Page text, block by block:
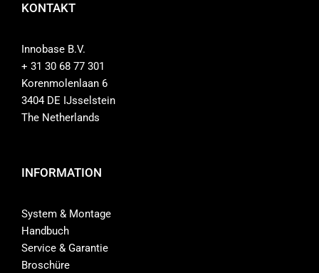
KONTAKT
Innobase B.V.
+ 31 30 68 77 301
Korenmolenlaan 6
3404 DE IJsselstein
The Netherlands
INFORMATION
System & Montage
Handbuch
Service & Garantie
Broschüre